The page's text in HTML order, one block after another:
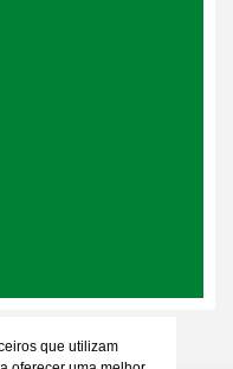
que utilizam